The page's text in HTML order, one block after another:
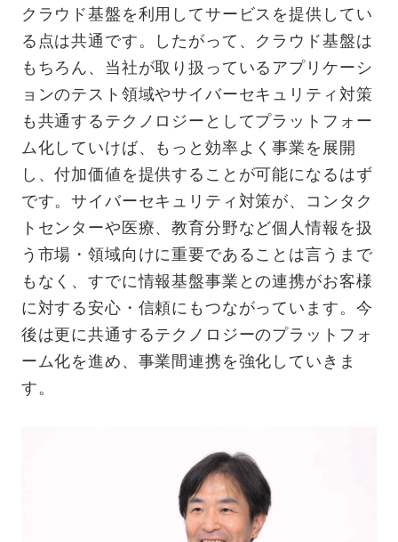
クラウド基盤を利用してサービスを提供してい
る点は共通です。したがって、クラウド基盤は
もちろん、当社が取り扱っているアプリケーシ
ョンのテスト領域やサイバーセキュリティ対策
も共通するテクノロジーとしてプラットフォー
ム化していけば、もっと効率よく事業を展開
し、付加価値を提供することが可能になるはず
です。サイバーセキュリティ対策が、コンタク
トセンターや医療、教育分野など個人情報を扱
う市場・領域向けに重要であることは言うまで
もなく、すでに情報基盤事業との連携がお客様
に対する安心・信頼にもつながっています。今
後は更に共通するテクノロジーのプラットフォ
ーム化を進め、事業間連携を強化していきま
す。